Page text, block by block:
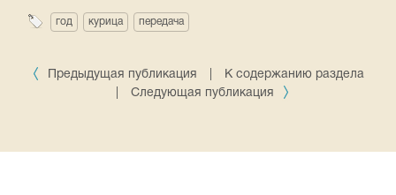
год курица передача
Предыдущая публикация
К содержанию раздела
Следующая публикация